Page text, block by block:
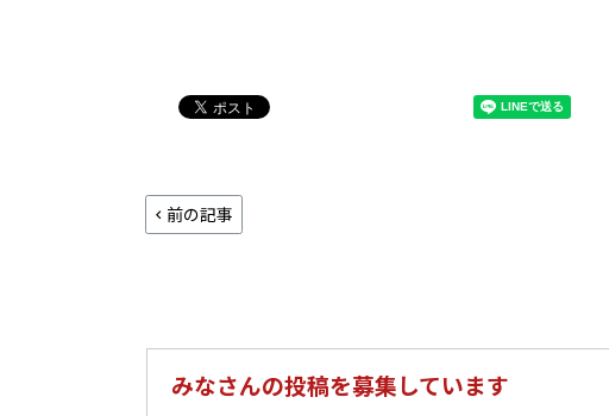
前の記事
みなさんの投稿を募集しています